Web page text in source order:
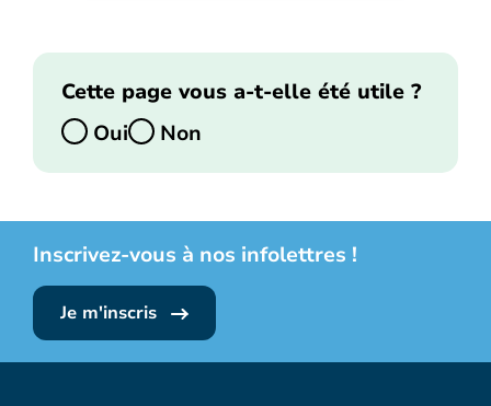
Cette page vous a-t-elle été utile ?
Oui
Non
Inscrivez-vous à nos infolettres !
Je m'inscris